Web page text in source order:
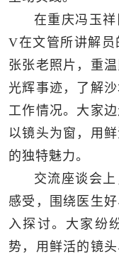
在重庆冯玉
V在文管所讲解
张张老照片，重
光辉事迹，了解
工作情况。大家
以镜头为窗，用
的独特魅力。
交流座谈会
感受，围绕医生
入探讨。大家纷
势，用鲜活的镜